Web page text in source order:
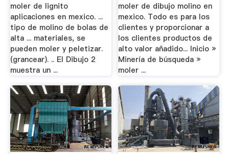
moler de lignito
aplicaciones en mexico. ...
tipo de molino de bolas de
alta ... materiales, se
pueden moler y peletizar.
(grancear). .. El Dibujo 2
muestra un ...
moler de dibujo molino en
mexico. Todo es para los
clientes y proporcionar a
los clientes productos de
alto valor añadido... Inicio »
Minería de búsqueda »
moler ...